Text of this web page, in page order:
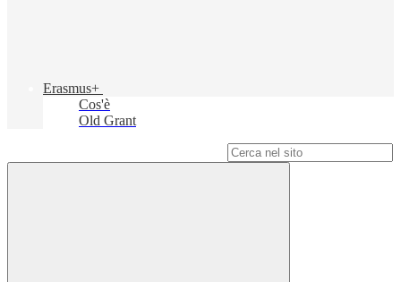
Erasmus+
Cos'è
Old Grant